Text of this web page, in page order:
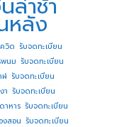
ล่าช้า
หลัง
วิด รับจดทะเบียน
พนม รับจดทะเบียน
ฬ รับจดทะเบียน
า รับจดทะเบียน
าหาร รับจดทะเบียน
งสอน รับจดทะเบียน